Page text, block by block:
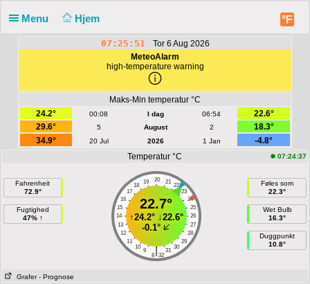
Menu Hjem °F
07:25:51
Tor 6 Aug 2026
MeteoAlarm
high-temperature warning
Maks-Min temperatur °C
24.2°
00:08 I dag 06:54
22.6°
29.6°
5 August 2
18.3°
34.9°
20 Jul 2026 1 Jan
-4.8°
Temperatur °C
07:24:37
Fahrenheit
72.9°
Fugtighed
47% ↑
20
19 21
18
22
17
23
16
24
15
25
14
26
13
27
12
28
11
29
10
30
9 31
|
8 32
22.7°
↑24.2°↓22.6°
-0.1°
Føles som
22.3°
Wet Bulb
16.3°
Duggpunkt
10.8°
Grafer - Prognose